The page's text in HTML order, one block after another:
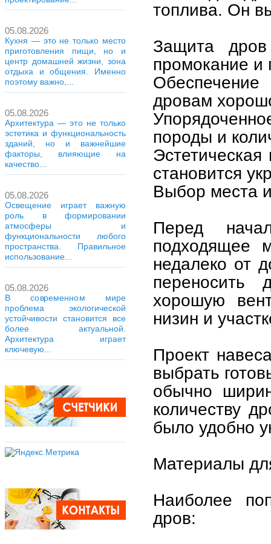
05.08.2026
Кухня — это не только место
приготовления пищи, но и
центр домашней жизни, зона
отдыха и общения. Именно
поэтому важно,...
05.08.2026
Архитектура — это не только
эстетика и функциональность
зданий, но и важнейшие
факторы, влияющие на
качество...
05.08.2026
Освещение играет важную
роль в формировании
атмосферы и
функциональности любого
пространства. Правильное
использование...
05.08.2026
В современном мире
проблема экологической
устойчивости становится все
более актуальной.
Архитектура играет
ключевую...
топлива. Он
Защита
промокание и
дровам
породы и
становится
Выбор места
Перед
подходящее
недалеко от
переносить
хорошую
низин и
Проект
выбрать
обычно
количеству
было удобно
Материалы
Наиболее
дров: